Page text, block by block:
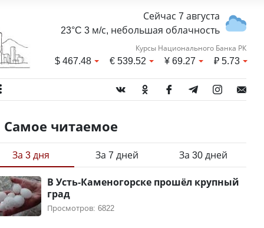
Сейчас 7 августа
23°C 3 м/с, небольшая облачность
Курсы Национального Банка РК
$467.48 €539.52 ¥69.27 ₽5.73
Самое читаемое
За 3 дня За 7 дней За 30 дней
В Усть-Каменогорске прошёл крупный
град
Просмотров: 6822